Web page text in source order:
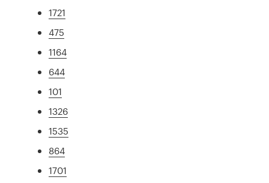
1721
475
1164
644
101
1326
1535
864
1701